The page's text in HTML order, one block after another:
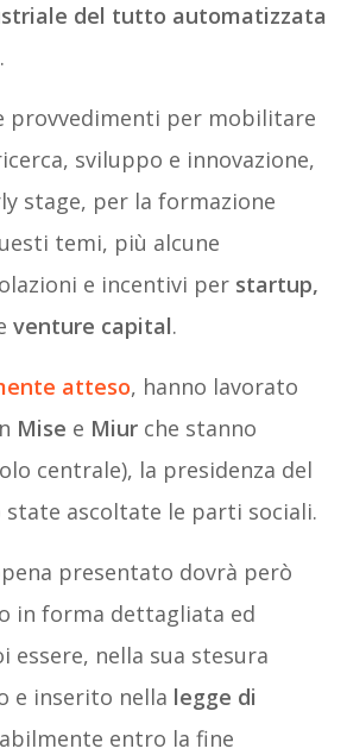
del tutto automatizzata
.
provvedimenti per mobilitare
sviluppo e innovazione,
stage, per la formazione
temi, più alcune
e incentivi per startup,
venture capital.
atteso, hanno lavorato
Mise e Miur che stanno
centrale), la presidenza del
state ascoltate le parti sociali.
presentato dovrà però
in forma dettagliata ed
essere, nella sua stesura
e inserito nella legge di
entro la fine